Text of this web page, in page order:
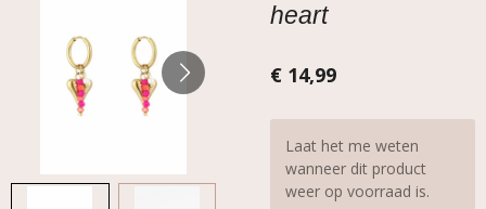
heart
€ 14,99
Laat het me weten
wanneer dit product
weer op voorraad is.